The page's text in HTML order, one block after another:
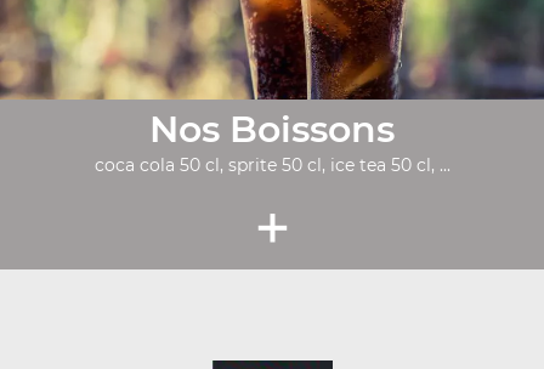
Nos Boissons
coca cola 50 cl, sprite 50 cl, ice tea 50 cl, ...
+